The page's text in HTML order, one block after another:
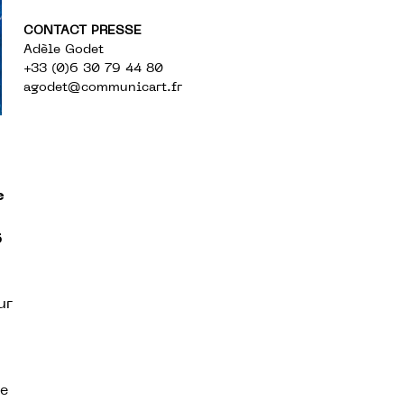
CONTACT PRESSE
Adèle Godet
+33 (0)6 30 79 44 80
agodet@communicart.fr